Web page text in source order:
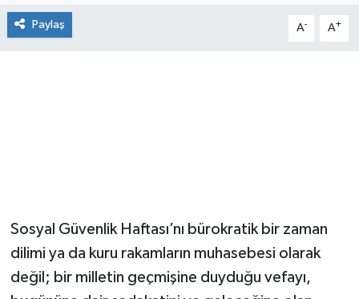
Paylaş A- A+
Sosyal Güvenlik Haftası’nı bürokratik bir zaman
dilimi ya da kuru rakamların muhasebesi olarak
değil; bir milletin geçmişine duyduğu vefayı,